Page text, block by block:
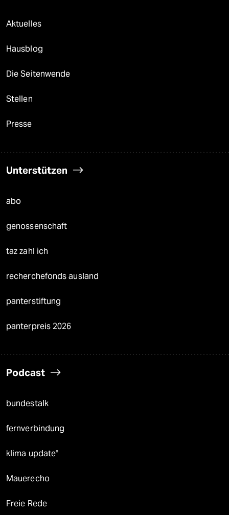
Aktuelles
Hausblog
Die Seitenwende
Stellen
Presse
Unterstützen
abo
genossenschaft
taz zahl ich
recherchefonds ausland
panterstiftung
panterpreis 2026
Podcast
bundestalk
fernverbindung
klima update°
Mauerecho
Freie Rede